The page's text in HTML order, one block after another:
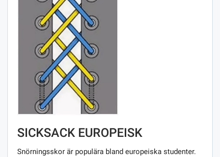
SICKSACK EUROPEISK
Snörningsskor är populära bland europeiska studenter.